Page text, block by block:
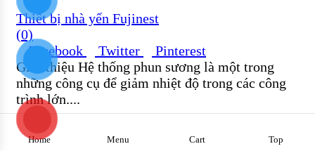
Home Menu Cart Top
Thiết bị nhà yến Fujinest
(0)
Facebook
Twitter
Pinterest
Giới thiệu Hệ thống phun sương là một trong
những công cụ để giảm nhiệt độ trong các công
trình lớn....